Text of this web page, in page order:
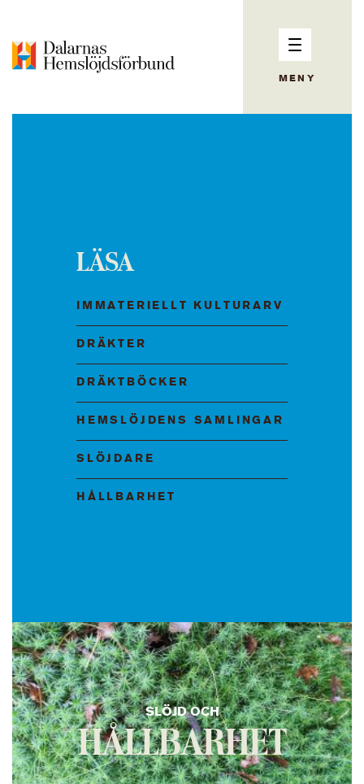
MENY
LÄSA
IMMATERIELLT KULTURARV
DRÄKTER
DRÄKTBÖCKER
HEMSLÖJDENS SAMLINGAR
SLÖJDARE
HÅLLBARHET
SLÖJD OCH
HÅLLBARHET